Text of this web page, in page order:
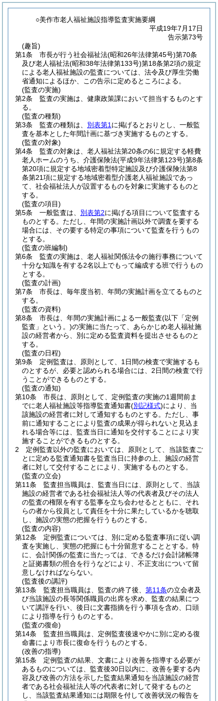
○美作市老人福祉施設指導監査実施要綱
平成19年7月17日
告示第73号
(趣旨)
第1条
市長が行う社会福祉法(昭和26年法律第45号)第70条
及び老人福祉法(昭和38年法律第133号)第18条第2項の規定
による老人福祉施設の監査については、法令及び厚生労働
省通知によるほか、この告示に定めるところによる。
(監査の実施)
第2条
監査の実施は、健康政策課において担当するものとす
る。
(監査の種類)
第3条
監査の種類は、 別表第1 に掲げるとおりとし、一般監
査を基本とした年間計画に基づき実施するものとする。
(監査の対象)
第4条
監査の対象は、老人福祉法第20条の6に規定する軽費
老人ホームのうち、介護保険法(平成9年法律第123号)第8条
第20項に規定する地域密着型特定施設及び介護保険法第8
条第21項に規定する地域密着型介護老人福祉施設であっ
て、社会福祉法人が設置するものを対象に実施するものと
する。
(監査の項目)
第5条
一般監査は、 別表第2に掲げる項目について監査する
ものとする。 ただし、年間の実施計画以外で調査を要する
場合には、その要する特定の事項について監査を行うもの
とする。
(監査の班編制)
第6条
監査の実施は、老人福祉関係法令の施行事務について
十分な知識を有する2名以上でもって編成する班で行うもの
とする。
(監査の計画)
第7条
市長は、毎年度当初、年間の実施計画を立てるものと
する。
(監査の資料)
第8条
市長は、年間の実施計画による一般監査(以下「定例
監査」という。)の実施に当たって、あらかじめ老人福祉施
設の経営者から、別に定める監査資料を提出させるものと
する。
(監査の日程)
第9条
定例監査は、原則として、1日間の検査で実施するも
のとするが、必要と認められる場合には、2日間の検査で行
うことができるものとする。
(監査の通知)
第10条
市長は、原則として、定例監査の実施の1週間前ま
でに老人福祉施設等指導監査通知書(別記様式)により、当
該施設の経営者に対して通知するものとする。 ただし、事
前に通知することにより監査の成果が得られないと見込ま
れる場合等には、監査当日に通知を交付することにより実
施することができるものとする。
2
定例監査以外の監査においては、原則として、当該監査ご
とに定める監査通知書を監査当日に持参の上、施設の経営
者に対して交付することにより、実施するものとする。
(監査の立会)
第11条
監査担当職員は、監査当日には、原則として、当該
施設の経営者である社会福祉法人等の代表者及びその法人
の監査の権限を有する監事を立ち会わせるとともに、それ
らの者から役員として責任を十分に果たしているかを聴取
し、施設の実態の把握を行うものとする。
(監査の内容)
第12条
定例監査については、別に定める監査事項に従い調
査を実施し、実態の把握にも十分留意することとする。 特
に、会計関係の監査に当たっては、できるだけ会計諸帳簿
と証拠書類の照合を行うなどにより、不正支出について留
意しなければならない。
(監査後の講評)
第13条
監査担当職員は、監査の終了後、 第11条の立会者及
び当該施設の長等関係職員の出席を求め、監査の結果につ
いて講評を行い、後日に文書指摘を行う事項を含め、口頭
により指導を行うものとする。
(監査の復命)
第14条
監査担当職員は、定例監査後速やかに別に定める復
命書により市長に復命を行うものとする。
(改善の指導)
第15条
定例監査の結果、文書により改善を指導する必要が
あるものについては、監査後30日以内に、改善を要する内
容及び改善の方法を示した監査結果通知を当該施設の経営
者である社会福祉法人等の代表者に対して発するものと
し、当該監査結果通知には期限を付して改善状況の報告を